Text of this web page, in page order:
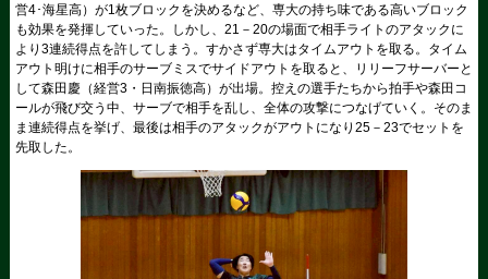
営4･海星高）が1枚ブロックを決めるなど、専大の持ち味である高いブロック
も効果を発揮していった。しかし、21－20の場面で相手ライトのアタックに
より3連続得点を許してしまう。すかさず専大はタイムアウトを取る。タイム
アウト明けに相手のサーブミスでサイドアウトを取ると、リリーフサーバーと
して森田慶（経営3・日南振徳高）が出場。控えの選手たちから拍手や森田コ
ールが飛び交う中、サーブで相手を乱し、全体の攻撃につなげていく。そのま
ま連続得点を挙げ、最後は相手のアタックがアウトになり25－23でセットを
先取した。